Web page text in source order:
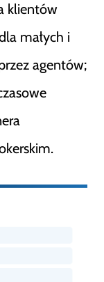
klientów
małych i
agentów;